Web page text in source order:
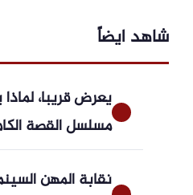
شاهد ايضاً
يعرض قريبا،
مسلسل القصة
نقابة المهن